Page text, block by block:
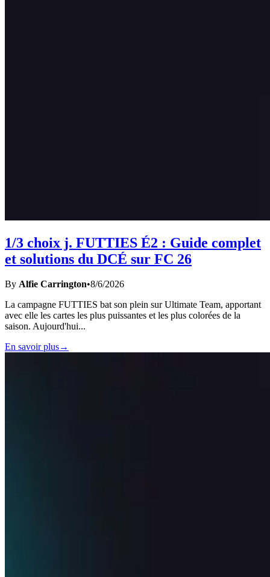
1/3 choix j. FUTTIES É2 : Guide complet
et solutions du DCÉ sur FC 26
By Alfie Carrington•8/6/2026
La campagne FUTTIES bat son plein sur Ultimate Team, apportant
avec elle les cartes les plus puissantes et les plus colorées de la
saison. Aujourd'hui...
En savoir plus→